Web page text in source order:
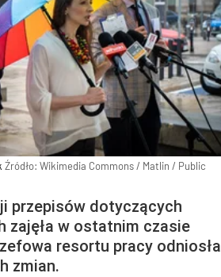
Źródło: Wikimedia Commons/ Matlin / Public
przepisów dotyczących
zajęła w ostatnim czasie
resortu pracy odniosła
zmian.